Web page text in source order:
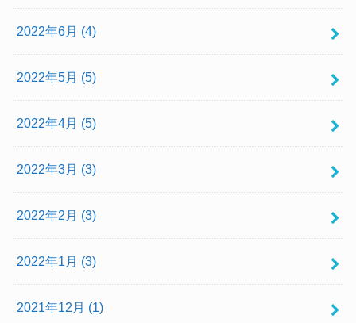
2022年6月 (4)
2022年5月 (5)
2022年4月 (5)
2022年3月 (3)
2022年2月 (3)
2022年1月 (3)
2021年12月 (1)